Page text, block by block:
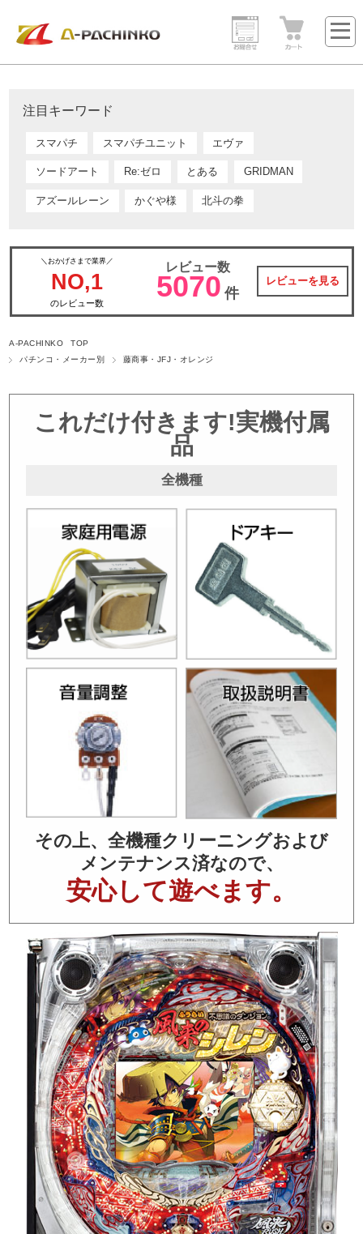
注目キーワード
スマパチ スマパチユニット エヴァ
ソードアート Re:ゼロ とある GRIDMAN
アズールレーン かぐや様 北斗の拳
＼おかげさまで業界／
NO,1
のレビュー数
レビュー数
5070 件
レビューを見る
A-PACHINKO TOP
パチンコ・メーカー別
藤商事・JFJ・オレンジ
これだけ付きます!実機付属
品
全機種
その上、全機種クリーニングおよび
メンテナンス済なので、
安心して遊べます。